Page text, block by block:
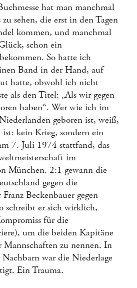
hat man manchmal
sehen, die erst in den Tagen
kommen, und manchmal
schon ein
So hatte ich
Band in der Hand, auf
hatte, obwohl ich nicht
als den Titel: „Als wir gegen
haben“. Wer wie ich im
geboren ist, weiß,
kein Krieg, sondern ein
7. Juli 1974 stattfand, das
im
München. 2:1 gewann die
gegen die
Beckenbauer gegen
schreibt er sich wirklich,
für die
um die beiden Kapitäne
Mannschaften zu nennen. In
Nachbarn war die Niederlage
Ein Trauma.